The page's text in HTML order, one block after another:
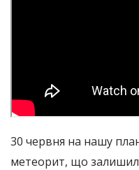
30 червня на нашу
метеорит, що